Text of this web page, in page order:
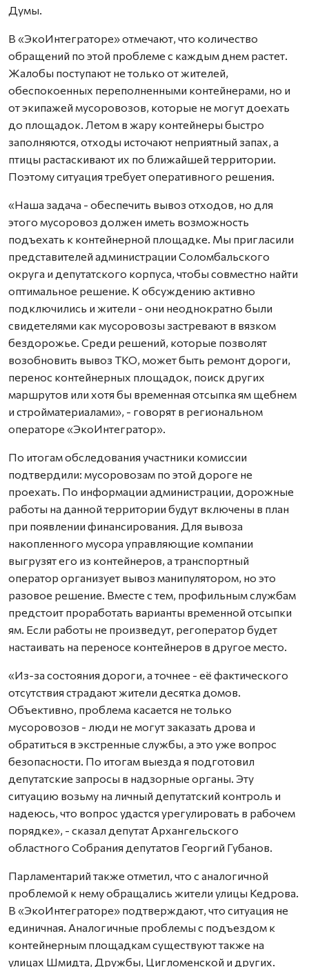
Думы.
В «ЭкоИнтеграторе» отмечают, что количество
обращений по этой проблеме с каждым днем растет.
Жалобы поступают не только от жителей,
обеспокоенных переполненными контейнерами, но и
от экипажей мусоровозов, которые не могут доехать
до площадок. Летом в жару контейнеры быстро
заполняются, отходы источают неприятный запах, а
птицы растаскивают их по ближайшей территории.
Поэтому ситуация требует оперативного решения.
«Наша задача - обеспечить вывоз отходов, но для
этого мусоровоз должен иметь возможность
подъехать к контейнерной площадке. Мы пригласили
представителей администрации Соломбальского
округа и депутатского корпуса, чтобы совместно найти
оптимальное решение. К обсуждению активно
подключились и жители - они неоднократно были
свидетелями как мусоровозы застревают в вязком
бездорожье. Среди решений, которые позволят
возобновить вывоз ТКО, может быть ремонт дороги,
перенос контейнерных площадок, поиск других
маршрутов или хотя бы временная отсыпка ям щебнем
и стройматериалами», - говорят в региональном
операторе «ЭкоИнтегратор».
По итогам обследования участники комиссии
подтвердили: мусоровозам по этой дороге не
проехать. По информации администрации, дорожные
работы на данной территории будут включены в план
при появлении финансирования. Для вывоза
накопленного мусора управляющие компании
выгрузят его из контейнеров, а транспортный
оператор организует вывоз манипулятором, но это
разовое решение. Вместе с тем, профильным службам
предстоит проработать варианты временной отсыпки
ям. Если работы не произведут, регоператор будет
настаивать на переносе контейнеров в другое место.
«Из-за состояния дороги, а точнее - её фактического
отсутствия страдают жители десятка домов.
Объективно, проблема касается не только
мусоровозов - люди не могут заказать дрова и
обратиться в экстренные службы, а это уже вопрос
безопасности. По итогам выезда я подготовил
депутатские запросы в надзорные органы. Эту
ситуацию возьму на личный депутатский контроль и
надеюсь, что вопрос удастся урегулировать в рабочем
порядке», - сказал депутат Архангельского
областного Собрания депутатов Георгий Губанов.
Парламентарий также отметил, что с аналогичной
проблемой к нему обращались жители улицы Кедрова.
В «ЭкоИнтеграторе» подтверждают, что ситуация не
единичная. Аналогичные проблемы с подъездом к
контейнерным площадкам существуют также на
улицах Шмидта, Дружбы, Цигломенской и других.